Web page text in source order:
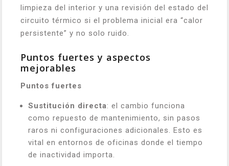
limpieza del interior y una revisión del estado del
circuito térmico si el problema inicial era “calor
persistente” y no solo ruido.
Puntos fuertes y aspectos
mejorables
Puntos fuertes
Sustitución directa: el cambio funciona
como repuesto de mantenimiento, sin pasos
raros ni configuraciones adicionales. Esto es
vital en entornos de oficinas donde el tiempo
de inactividad importa.